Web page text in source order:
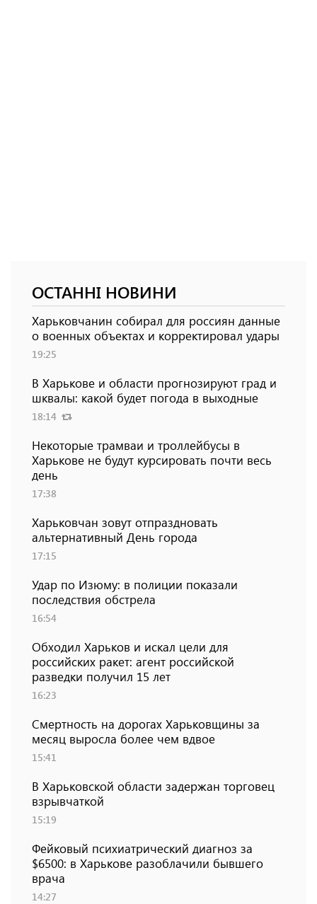
ОСТАННІ НОВИНИ
Харьковчанин собирал для россиян данные
о военных объектах и ​​корректировал удары
19:25
В Харькове и области прогнозируют град и
шквалы: какой будет погода в выходные
18:14
Некоторые трамваи и троллейбусы в
Харькове не будут курсировать почти весь
день
17:38
Харьковчан зовут отпраздновать
альтернативный День города
17:15
Удар по Изюму: в полиции показали
последствия обстрела
16:54
Обходил Харьков и искал цели для
российских ракет: агент российской
разведки получил 15 лет
16:23
Смертность на дорогах Харьковщины за
месяц выросла более чем вдвое
15:41
В Харьковской области задержан торговец
взрывчаткой
15:19
Фейковый психиатрический диагноз за
$6500: в Харькове разоблачили бывшего
врача
14:27